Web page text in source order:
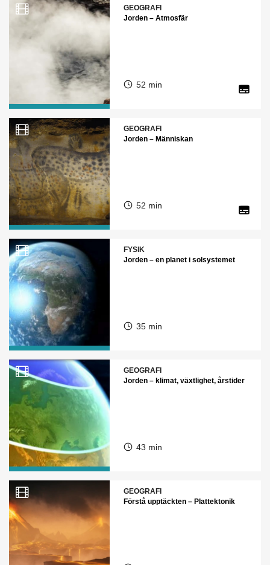
GEOGRAFI
Jorden – Atmosfär
52 min
GEOGRAFI
Jorden – Människan
52 min
FYSIK
Jorden – en planet i solsystemet
35 min
GEOGRAFI
Jorden – klimat, växtlighet, årstider
43 min
GEOGRAFI
Förstå upptäckten – Plattektonik